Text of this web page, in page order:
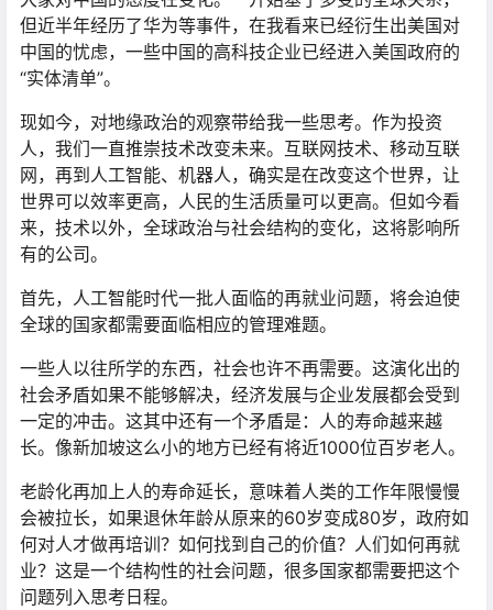
但近半年经历了华为等事件，在我看来已经衍生出美国对
中国的忧虑，一些中国的高科技企业已经进入美国政府的
“实体清单”。
现如今，对地缘政治的观察带给我一些思考。作为投资
人，我们一直推崇技术改变未来。互联网技术、移动互联
网，再到人工智能、机器人，确实是在改变这个世界，让
世界可以效率更高，人民的生活质量可以更高。但如今看
来，技术以外，全球政治与社会结构的变化，这将影响所
有的公司。
首先，人工智能时代一批人面临的再就业问题，将会迫使
全球的国家都需要面临相应的管理难题。
一些人以往所学的东西，社会也许不再需要。这演化出的
社会矛盾如果不能够解决，经济发展与企业发展都会受到
一定的冲击。这其中还有一个矛盾是：人的寿命越来越
长。像新加坡这么小的地方已经有将近1000位百岁老人。
老龄化再加上人的寿命延长，意味着人类的工作年限慢慢
会被拉长，如果退休年龄从原来的60岁变成80岁，政府如
何对人才做再培训？如何找到自己的价值？人们如何再就
业？这是一个结构性的社会问题，很多国家都需要把这个
问题列入思考日程。